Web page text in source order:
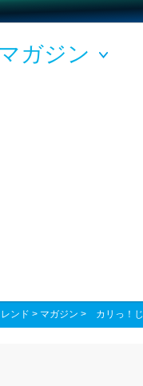
マガジン
レンド > マガジン > カリっ！